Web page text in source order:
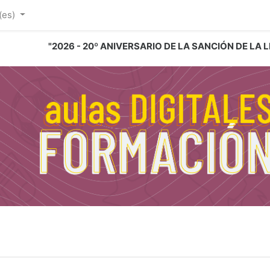
"2026 - 20º ANIVERSARIO DE LA SANCIÓN DE LA